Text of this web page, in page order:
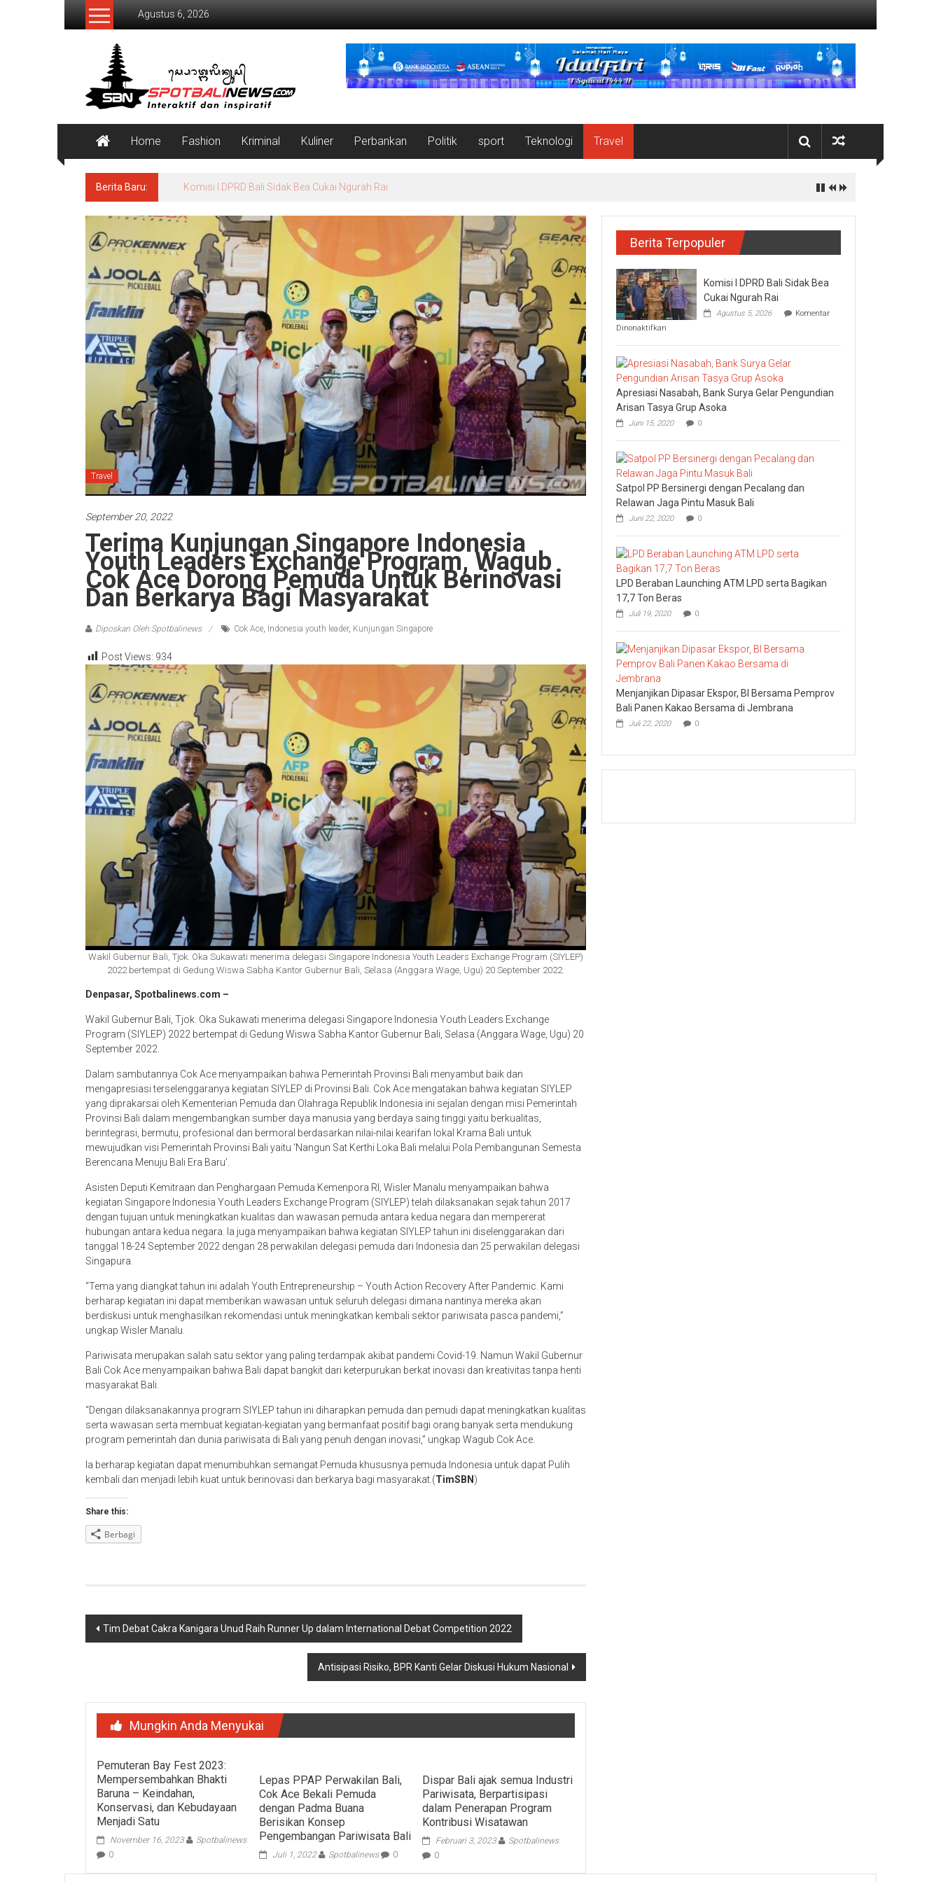
Lompat
Agustus 6, 2026
SpotBaliNews
Home Fashion Kriminal Kuliner Perbankan Politik sport Teknologi Travel
Berita Baru: Beri Awareness dan Update Informasi, BEI Bali Gelar Workshop Wartawan Daerah
Travel
September 20, 2022
Terima Kunjungan Singapore Indonesia
Youth Leaders Exchange Program, Wagub
Cok Ace Dorong Pemuda Untuk Berinovasi
Dan Berkarya Bagi Masyarakat
Diposkan Oleh:Spotbalinews Cok Ace, Indonesia youth leader, Kunjungan Singapore
Post Views: 934
Wakil Gubernur Bali, Tjok. Oka Sukawati menerima delegasi Singapore Indonesia Youth Leaders Exchange Program (SIYLEP)
2022 bertempat di Gedung Wiswa Sabha Kantor Gubernur Bali, Selasa (Anggara Wage, Ugu) 20 September 2022.
Denpasar, Spotbalinews.com –
Wakil Gubernur Bali, Tjok. Oka Sukawati menerima delegasi Singapore Indonesia Youth Leaders Exchange
Program (SIYLEP) 2022 bertempat di Gedung Wiswa Sabha Kantor Gubernur Bali, Selasa (Anggara Wage, Ugu) 20
September 2022.
Dalam sambutannya Cok Ace menyampaikan bahwa Pemerintah Provinsi Bali menyambut baik dan
mengapresiasi terselenggaranya kegiatan SIYLEP di Provinsi Bali. Cok Ace mengatakan bahwa kegiatan SIYLEP
yang diprakarsai oleh Kementerian Pemuda dan Olahraga Republik Indonesia ini sejalan dengan misi Pemerintah
Provinsi Bali dalam mengembangkan sumber daya manusia yang berdaya saing tinggi yaitu berkualitas,
berintegrasi, bermutu, profesional dan bermoral berdasarkan nilai-nilai kearifan lokal Krama Bali untuk
mewujudkan visi Pemerintah Provinsi Bali yaitu ‘Nangun Sat Kerthi Loka Bali melalui Pola Pembangunan Semesta
Berencana Menuju Bali Era Baru’.
Asisten Deputi Kemitraan dan Penghargaan Pemuda Kemenpora RI, Wisler Manalu menyampaikan bahwa
kegiatan Singapore Indonesia Youth Leaders Exchange Program (SIYLEP) telah dilaksanakan sejak tahun 2017
dengan tujuan untuk meningkatkan kualitas dan wawasan pemuda antara kedua negara dan mempererat
hubungan antara kedua negara. Ia juga menyampaikan bahwa kegiatan SIYLEP tahun ini diselenggarakan dari
tanggal 18-24 September 2022 dengan 28 perwakilan delegasi pemuda dari Indonesia dan 25 perwakilan delegasi
Singapura.
“Tema yang diangkat tahun ini adalah Youth Entrepreneurship – Youth Action Recovery After Pandemic. Kami
berharap kegiatan ini dapat memberikan wawasan untuk seluruh delegasi dimana nantinya mereka akan
berdiskusi untuk menghasilkan rekomendasi untuk meningkatkan kembali sektor pariwisata pasca pandemi,”
ungkap Wisler Manalu.
Pariwisata merupakan salah satu sektor yang paling terdampak akibat pandemi Covid-19. Namun Wakil Gubernur
Bali Cok Ace menyampaikan bahwa Bali dapat bangkit dari keterpurukan berkat inovasi dan kreativitas tanpa henti
masyarakat Bali.
“Dengan dilaksanakannya program SIYLEP tahun ini diharapkan pemuda dan pemudi dapat meningkatkan kualitas
serta wawasan serta membuat kegiatan-kegiatan yang bermanfaat positif bagi orang banyak serta mendukung
program pemerintah dan dunia pariwisata di Bali yang penuh dengan inovasi,” ungkap Wagub Cok Ace.
Ia berharap kegiatan dapat menumbuhkan semangat Pemuda khususnya pemuda Indonesia untuk dapat Pulih
kembali dan menjadi lebih kuat untuk berinovasi dan berkarya bagi masyarakat.(TimSBN )
Share this:
Berbagi
Navigasi
Tim Debat Cakra Kanigara Unud Raih Runner Up dalam International Debat Competition 2022
Antisipasi Risiko, BPR Kanti Gelar Diskusi Hukum Nasional
Mungkin Anda Menyukai
Pemuteran Bay Fest 2023:
Mempersembahkan Bhakti
Baruna – Keindahan,
Konservasi, dan Kebudayaan
Menjadi Satu
November 16, 2023
Spotbalinews
0
Lepas PPAP Perwakilan Bali,
Cok Ace Bekali Pemuda
dengan Padma Buana
Berisikan Konsep
Pengembangan Pariwisata Bali
Juli 1, 2022 Spotbalinews 0
Dispar Bali ajak semua Industri
Pariwisata, Berpartisipasi
dalam Penerapan Program
Kontribusi Wisatawan
Februari 3, 2023
Spotbalinews
0
Berita Terpopuler
Komisi I DPRD Bali Sidak Bea
Cukai Ngurah Rai
Agustus 5, 2026
Komentar
Dinonaktifkan
I
DPRD
Bali
Sidak
Bea
Cukai
Ngurah
Rai
Apresiasi Nasabah, Bank Surya Gelar Pengundian
Arisan Tasya Grup Asoka
Juni 15, 2020 0
Satpol PP Bersinergi dengan Pecalang dan
Relawan Jaga Pintu Masuk Bali
Juni 22, 2020 0
LPD Beraban Launching ATM LPD serta Bagikan
17,7 Ton Beras
Juli 19, 2020 0
Menjanjikan Dipasar Ekspor, BI Bersama Pemprov
Bali Panen Kakao Bersama di Jembrana
Juli 22, 2020 0